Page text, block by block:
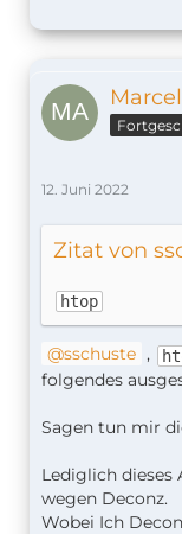
12. Juni 2022
Zitat von
htop
sschuste ,
folgendes
Sagen tun mir
Lediglich dieses
wegen Deconz.
Wobei Ich